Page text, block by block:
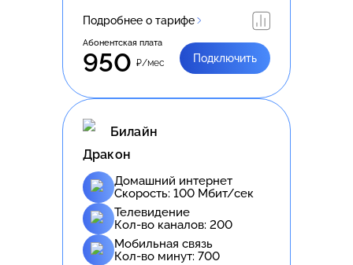
Подробнее о тарифе
Абонентская плата
950 ₽/мес Подключить
Билайн
Дракон
Домашний интернет
Скорость: 100 Мбит/сек
Телевидение
Кол-во каналов: 200
Мобильная связь
Кол-во минут: 700